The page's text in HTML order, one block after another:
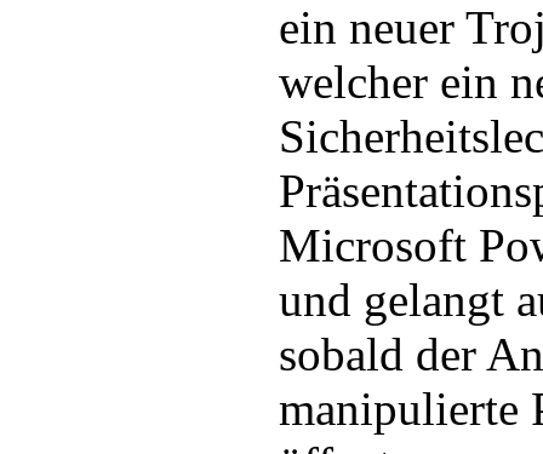
ein neuer
welcher ein
Microsoft
und gelangt
sobald der
manipulierte